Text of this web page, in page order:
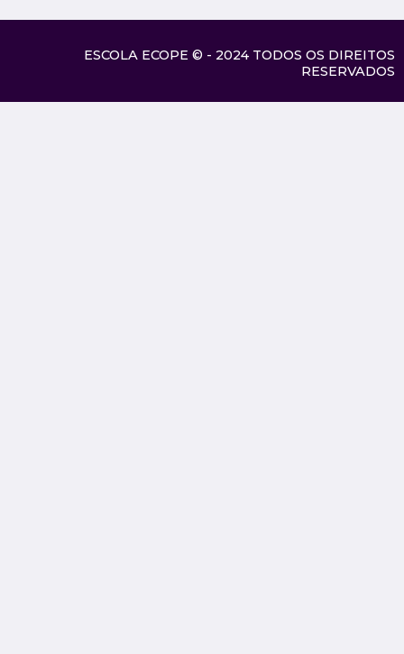
ESCOLA ECOPE © - 2024 TODOS OS DIREITOS
RESERVADOS